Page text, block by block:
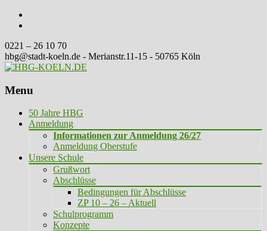
0221 – 26 10 70
hbg@stadt-koeln.de - Merianstr.11-15 - 50765 Köln
Menu
Skip
content
50 Jahre HBG
Anmeldung
Informationen zur Anmeldung 26/27
Anmeldung Oberstufe
Unsere Schule
Grußwort
Abschlüsse
Bedingungen für Abschlüsse
ZP 10 – 26 – Aktuell
Schulprogramm
Konzepte